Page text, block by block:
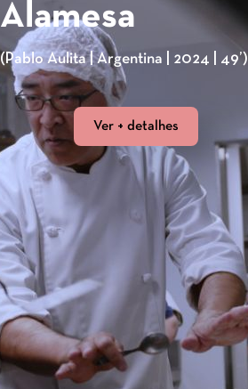
Alamesa
(Pablo Aulita | Argentina | 2024 | 49’)
Ver + detalhes